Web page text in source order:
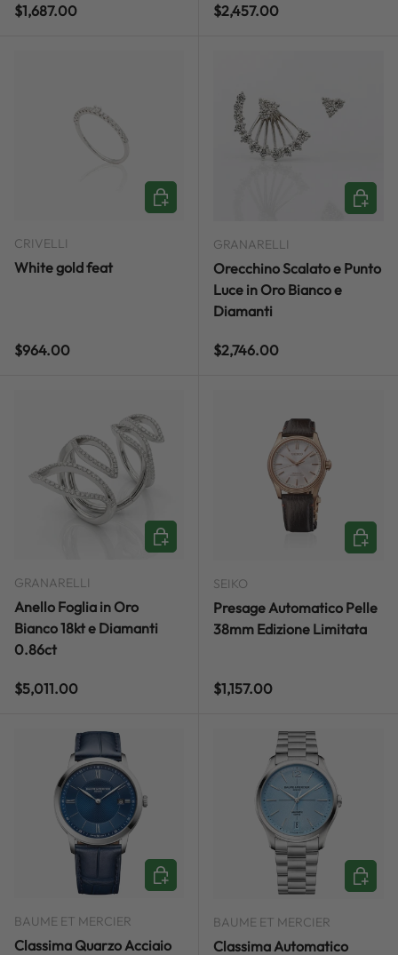
Regular price
$1,687.00 Regular price
$2,457.00
CRIVELLI
White gold feat
Regular price
$964.00
ADD TO CART
GRANARELLI
Orecchino Scalato e Punto
Luce in Oro Bianco e
Diamanti
Regular price
$2,746.00
ADD
GRANARELLI
Anello Foglia in Oro
Bianco 18kt e Diamanti
0.86ct
Regular price
$5,011.00
ADD TO CART
SEIKO
Presage Automatico Pelle
38mm Edizione Limitata
Regular price
$1,157.00
ADD
BAUME ET MERCIER
Classima Quarzo Acciaio
ADD TO CART
BAUME ET MERCIER
Classima Automatico
ADD